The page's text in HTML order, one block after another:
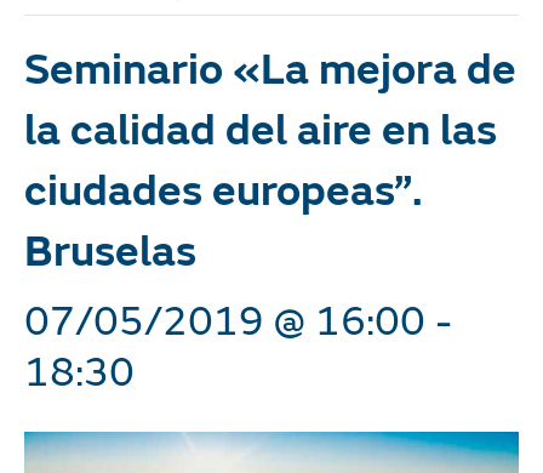
Seminario «La mejora de
la calidad del aire en las
ciudades europeas”.
Bruselas
07/05/2019 @ 16:00 -
18:30